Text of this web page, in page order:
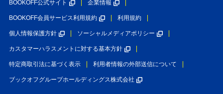
BOOKOFF公式サイト 企業情報
BOOKOFF会員サービス利用規約 利用規約
個人情報保護方針 ソーシャルメディアポリシー
カスタマーハラスメントに対する基本方針
特定商取引法に基づく表示 利用者情報の外部送信について
ブックオフグループホールディングス株式会社